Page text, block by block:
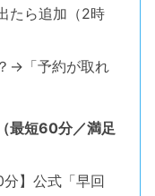
たら追加（2時
→「予約が取れ
最短60分／満足
】公式「早回